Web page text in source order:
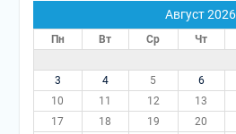
Август 2026
Пн Вт Ср Чт
3
4 5 6
10
11 12 13
17
18 19 20